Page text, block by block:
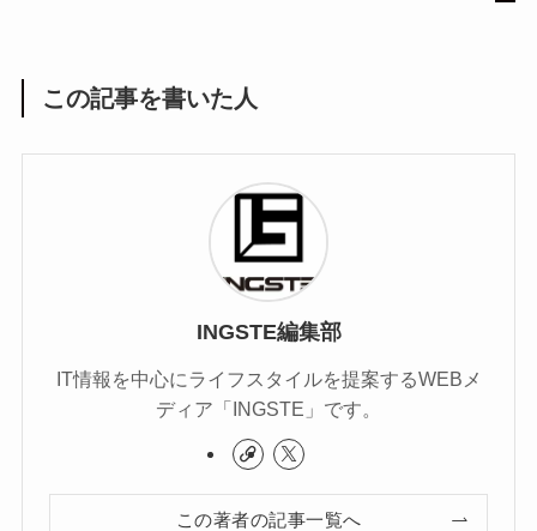
この記事を書いた人
INGSTE編集部
IT情報を中心にライフスタイルを提案するWEBメ
ディア「INGSTE」です。
この著者の記事一覧へ